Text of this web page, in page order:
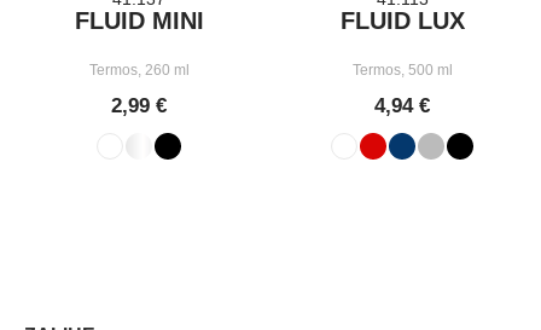
FLUID MINI
Termos, 260 ml
2,99 €
FLUID LUX
Termos, 500 ml
4,94 €